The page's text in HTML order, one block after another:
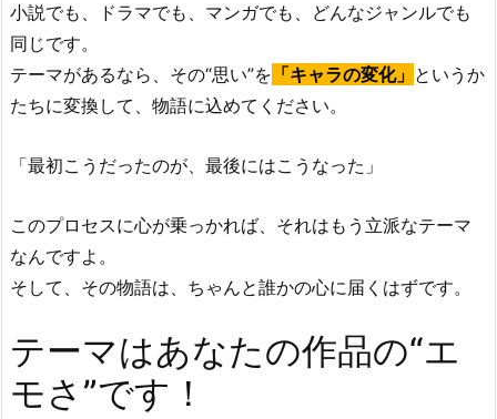
小説でも、ドラマでも、マンガでも、どんなジャンルでも
同じです。
テーマがあるなら、その“思い”を 「キャラの変化」 というか
たちに変換して、物語に込めてください。
「最初こうだったのが、最後にはこうなった」
このプロセスに心が乗っかれば、それはもう立派なテーマ
なんですよ。
そして、その物語は、ちゃんと誰かの心に届くはずです。
テーマはあなたの作品の“エ
モさ”です！